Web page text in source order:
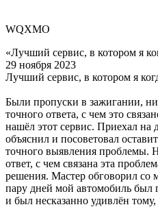
WQXMO
«Лучший сервис, в котором я
29 ноября 2023
Лучший сервис, в котором я
Были пропуски в зажигании,
точного ответа, с чем это
нашёл этот сервис. Приехал на
объяснил и посоветовал
точного выявления проблемы.
ответ, с чем связана эта
решения. Мастер обговорил со
пару дней мой автомобиль был
и был несказанно удивлён